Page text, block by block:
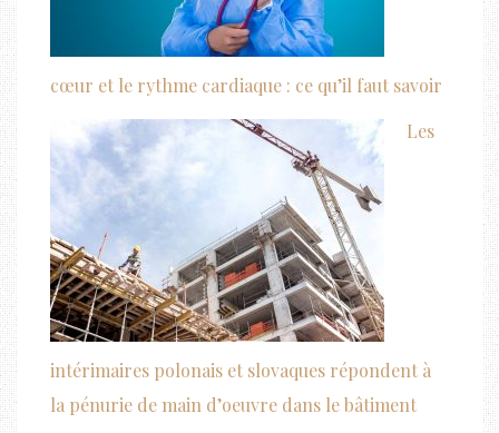
cœur et le rythme cardiaque : ce qu’il faut savoir
Les
intérimaires polonais et slovaques répondent à
la pénurie de main d’oeuvre dans le bâtiment